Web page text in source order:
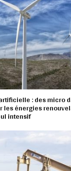
: des micro
les énergies
intensif